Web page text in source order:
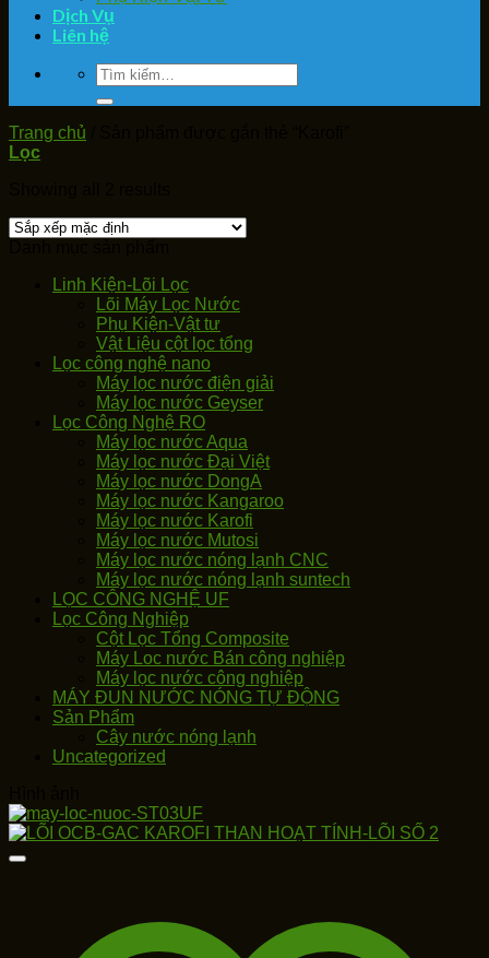
Dịch Vụ
Liên hệ
Tìm
kiếm:
Trang chủ
Lọc
Linh Kiện-Lõi Lọc
Lõi Máy Lọc Nước
Phụ Kiện-Vật tư
Vật Liệu cột lọc tổng
Lọc công nghệ nano
Máy lọc nước điện giải
Máy lọc nước Geyser
Lọc Công Nghệ RO
Máy lọc nước Aqua
Máy lọc nước Đại Việt
Máy lọc nước DongA
Máy lọc nước Kangaroo
Máy lọc nước Karofi
Máy lọc nước Mutosi
Máy lọc nước nóng lạnh CNC
Máy lọc nước nóng lạnh suntech
LỌC CÔNG NGHỆ UF
Lọc Công Nghiệp
Cột Lọc Tổng Composite
Máy Loc nước Bán công nghiệp
Máy lọc nước công nghiệp
MÁY ĐUN NƯỚC NÓNG TỰ ĐỘNG
Sản Phẩm
Cây nước nóng lạnh
Uncategorized